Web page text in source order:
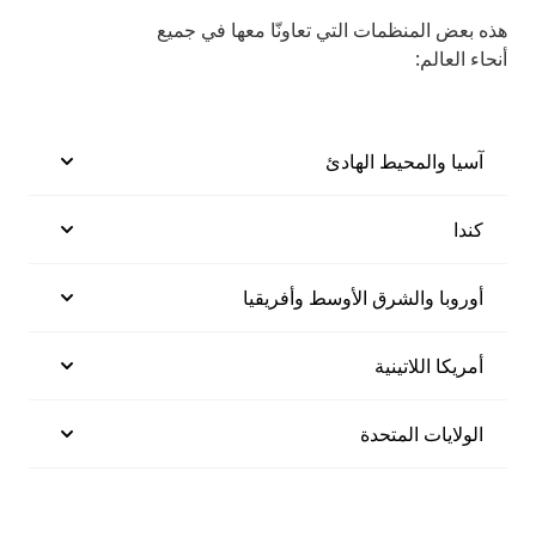
هذه بعض المنظمات التي تعاونّا معها في جميع
أنحاء العالم:
آسيا والمحيط الهادئ
كندا
أوروبا والشرق الأوسط وأفريقيا
أمريكا اللاتينية
الولايات المتحدة